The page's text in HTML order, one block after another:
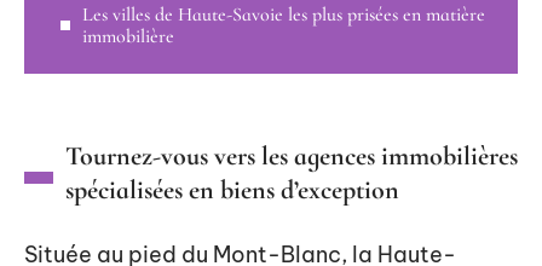
Les villes de Haute-Savoie les plus prisées en matière
immobilière
Tournez-vous vers les agences immobilières
spécialisées en biens d’exception
Située au pied du Mont-Blanc, la Haute-